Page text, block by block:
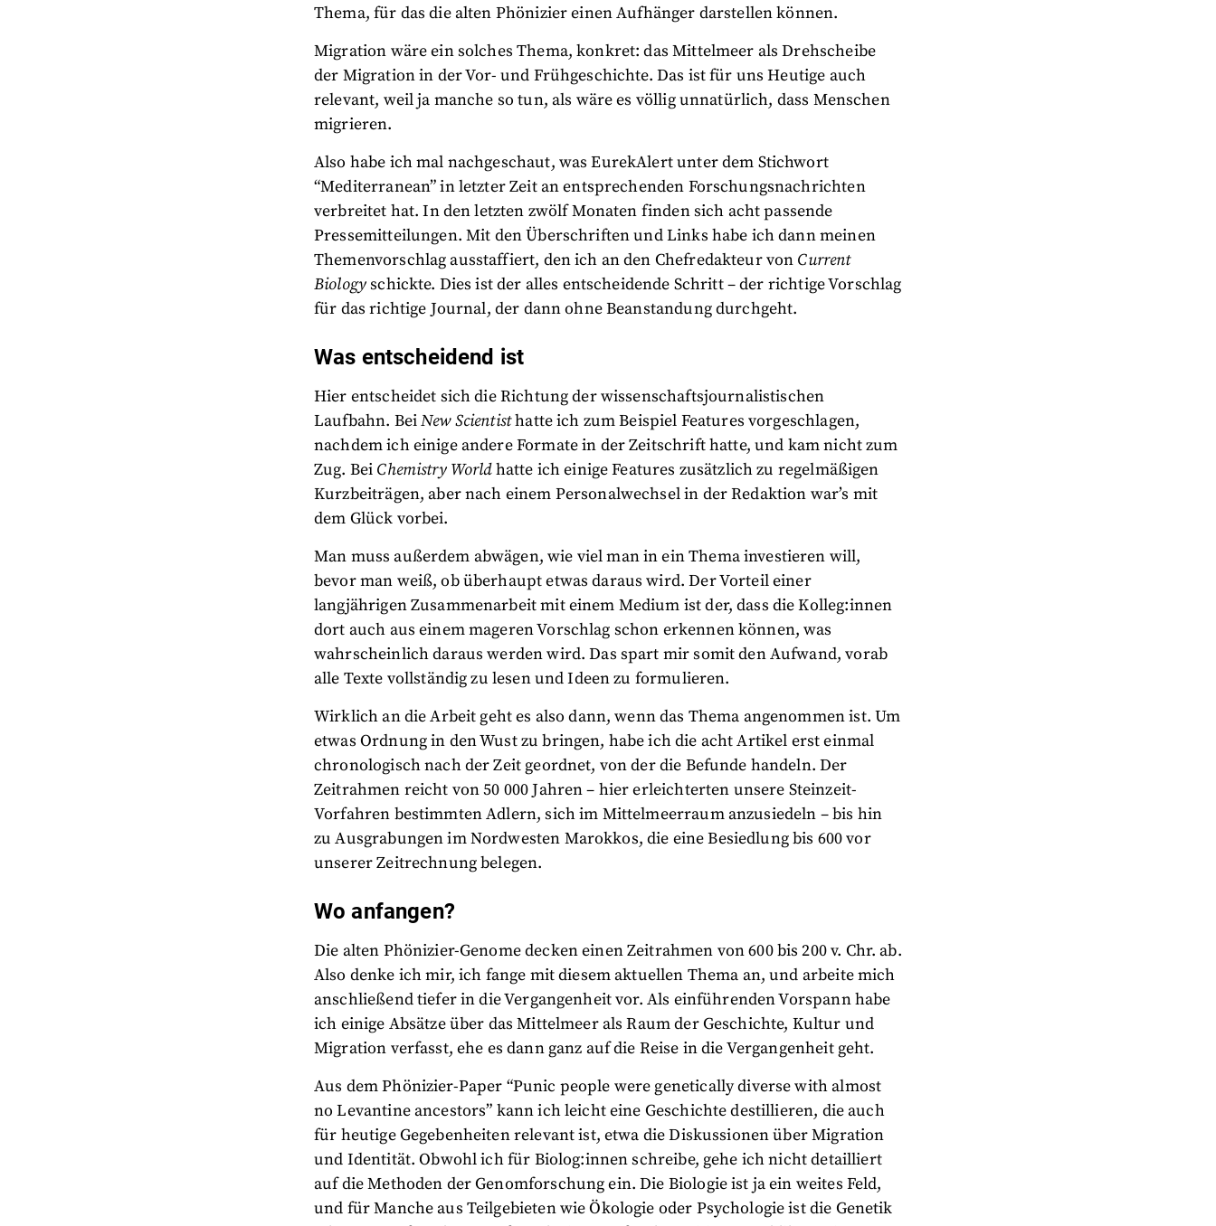
Thema, für das die alten Phönizier einen Aufhänger darstellen können.
Migration wäre ein solches Thema, konkret: das Mittelmeer als Drehscheibe
der Migration in der Vor- und Frühgeschichte. Das ist für uns Heutige auch
relevant, weil ja manche so tun, als wäre es völlig unnatürlich, dass Menschen
migrieren.
Also habe ich mal nachgeschaut, was EurekAlert unter dem Stichwort
“Mediterranean” in letzter Zeit an entsprechenden Forschungsnachrichten
verbreitet hat. In den letzten zwölf Monaten finden sich acht passende
Pressemitteilungen. Mit den Überschriften und Links habe ich dann meinen
Themenvorschlag ausstaffiert, den ich an den Chefredakteur von Current
Biologyschickte. Dies ist der alles entscheidende Schritt – der richtige Vorschlag
für das richtige Journal, der dann ohne Beanstandung durchgeht.
Was entscheidend ist
Hier entscheidet sich die Richtung der wissenschaftsjournalistischen
Laufbahn. BeiNew Scientisthatte ich zum Beispiel Features vorgeschlagen,
nachdem ich einige andere Formate in der Zeitschrift hatte, und kam nicht zum
Zug. Bei Chemistry Worldhatte ich einige Features zusätzlich zu regelmäßigen
Kurzbeiträgen, aber nach einem Personalwechsel in der Redaktion war’s mit
dem Glück vorbei.
Man muss außerdem abwägen, wie viel man in ein Thema investieren will,
bevor man weiß, ob überhaupt etwas daraus wird. Der Vorteil einer
langjährigen Zusammenarbeit mit einem Medium ist der, dass die Kolleg:innen
dort auch aus einem mageren Vorschlag schon erkennen können, was
wahrscheinlich daraus werden wird. Das spart mir somit den Aufwand, vorab
alle Texte vollständig zu lesen und Ideen zu formulieren.
Wirklich an die Arbeit geht es also dann, wenn das Thema angenommen ist. Um
etwas Ordnung in den Wust zu bringen, habe ich die acht Artikel erst einmal
chronologisch nach der Zeit geordnet, von der die Befunde handeln. Der
Zeitrahmen reicht von 50 000 Jahren – hier erleichterten unsere Steinzeit-
Vorfahren bestimmten Adlern, sich im Mittelmeerraum anzusiedeln – bis hin
zu Ausgrabungen im Nordwesten Marokkos, die eine Besiedlung bis 600 vor
unserer Zeitrechnung belegen.
Wo anfangen?
Die alten Phönizier-Genome decken einen Zeitrahmen von 600 bis 200 v. Chr. ab.
Also denke ich mir, ich fange mit diesem aktuellen Thema an, und arbeite mich
anschließend tiefer in die Vergangenheit vor. Als einführenden Vorspann habe
ich einige Absätze über das Mittelmeer als Raum der Geschichte, Kultur und
Migration verfasst, ehe es dann ganz auf die Reise in die Vergangenheit geht.
Aus dem Phönizier-Paper “Punic people were genetically diverse with almost
no Levantine ancestors” kann ich leicht eine Geschichte destillieren, die auch
für heutige Gegebenheiten relevant ist, etwa die Diskussionen über Migration
und Identität. Obwohl ich für Biolog:innen schreibe, gehe ich nicht detailliert
auf die Methoden der Genomforschung ein. Die Biologie ist ja ein weites Feld,
und für Manche aus Teilgebieten wie Ökologie oder Psychologie ist die Genetik